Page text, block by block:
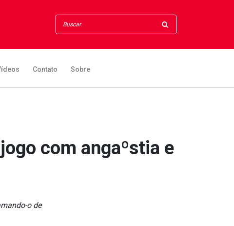
Contato Sobre
com angaºstia e
o de